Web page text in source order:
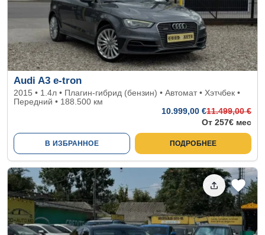
Audi A3 e-tron
2015 • 1.4л • Плагин-гибрид (бензин) • Автомат • Хэтчбек •
Передний • 188.500 км
10.999,00 €11.499,00 €
От 257€ мес
В ИЗБРАННОЕ ПОДРОБНЕЕ